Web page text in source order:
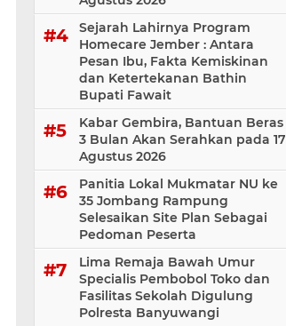
Sejarah Lahirnya Program
Homecare Jember : Antara
Pesan Ibu, Fakta Kemiskinan
dan Ketertekanan Bathin
Bupati Fawait
Kabar Gembira, Bantuan Beras
3 Bulan Akan Serahkan pada 17
Agustus 2026
Panitia Lokal Mukmatar NU ke
35 Jombang Rampung
Selesaikan Site Plan Sebagai
Pedoman Peserta
Lima Remaja Bawah Umur
Specialis Pembobol Toko dan
Fasilitas Sekolah Digulung
Polresta Banyuwangi